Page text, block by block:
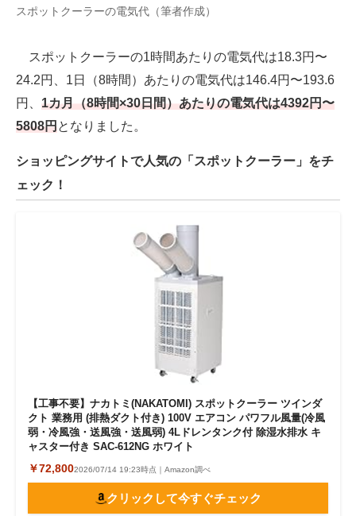
スポットクーラーの電気代（筆者作成）
スポットクーラーの1時間あたりの電気代は18.3円〜
24.2円、1日（8時間）あたりの電気代は146.4円〜193.6
円、 1カ月（8時間×30日間）あたりの電気代は4392円〜
5808円となりました。
ショッピングサイトで人気の「スポットクーラー」をチ
ェック！
【工事不要】ナカトミ(NAKATOMI) スポットクーラー ツインダ
クト 業務用 (排熱ダクト付き) 100V エアコン パワフル風量(冷風
弱・冷風強・送風強・送風弱) 4Lドレンタンク付 除湿水排水 キ
ャスター付き SAC-612NG ホワイト
￥72,8002026/07/14 19:23時点｜Amazon調べ
クリックして今すぐチェック